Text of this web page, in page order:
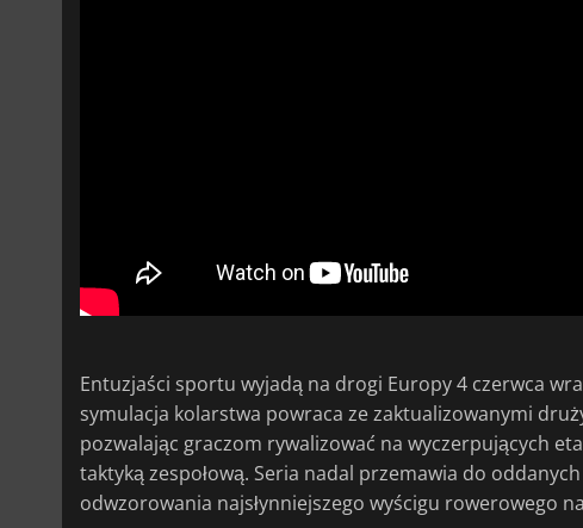
Entuzjaści sportu wyjadą na drogi Europy 4 czerwca
symulacja kolarstwa powraca ze zaktualizowanymi
pozwalając graczom rywalizować na wyczerpujących
taktyką zespołową. Seria nadal przemawia do
odwzorowania najsłynniejszego wyścigu rowerowego